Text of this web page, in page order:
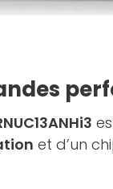
et d’un